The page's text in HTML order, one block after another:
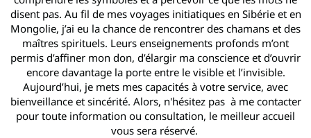
disent pas. Au fil de mes voyages initiatiques en Sibérie et en
Mongolie, j’ai eu la chance de rencontrer des chamans et des
maîtres spirituels. Leurs enseignements profonds m’ont
permis d’affiner mon don, d’élargir ma conscience et d’ouvrir
encore davantage la porte entre le visible et l’invisible.
Aujourd’hui, je mets mes capacités à votre service, avec
bienveillance et sincérité. Alors, n'hésitez pas à me contacter
pour toute information ou consultation, le meilleur accueil
vous sera réservé.